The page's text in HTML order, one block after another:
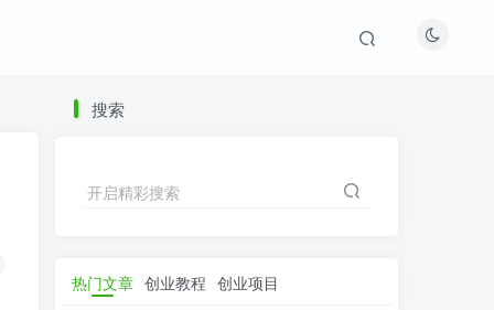
搜索
开启精彩搜索
热门文章 创业教程 创业项目